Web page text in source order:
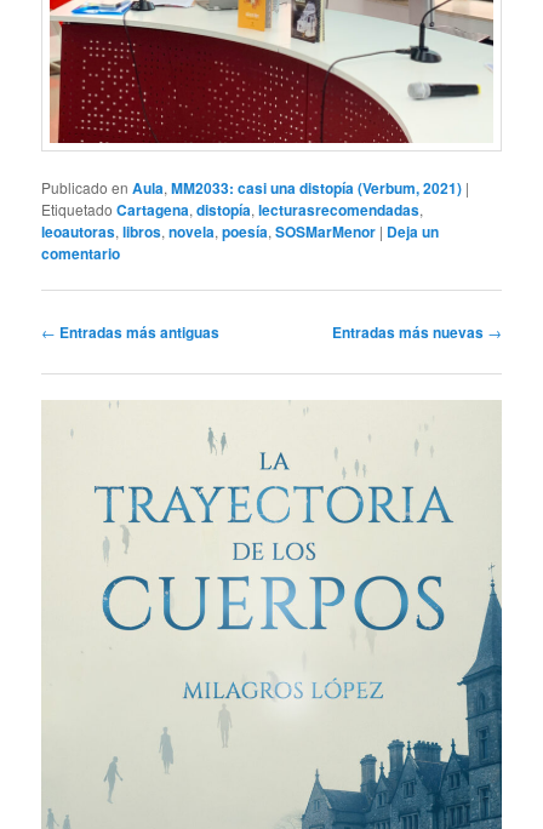
Publicado en Aula,MM2033: casi una distopía (Verbum, 2021) |
Etiquetado Cartagena,distopía,lecturasrecomendadas,
leoautoras,libros,novela,poesía,SOSMarMenor | Deja un
comentario
Navegación
entradas
← Entradas más antiguas Entradas más nuevas →